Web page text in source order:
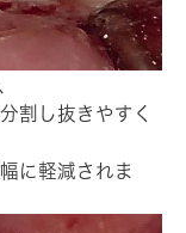
割し抜きやすく
に軽減されま